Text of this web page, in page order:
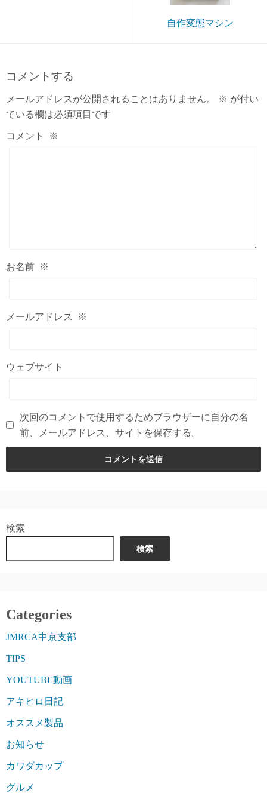
自作変態マシン
コメントする
メールアドレスが公開されることはありません。 ※ が付い
ている欄は必須項目です
コメント ※
お名前 ※
メールアドレス ※
ウェブサイト
次回のコメントで使用するためブラウザーに自分の名
前、メールアドレス、サイトを保存する。
検索
検索
Categories
JMRCA中京支部
TIPS
YOUTUBE動画
アキヒロ日記
オススメ製品
お知らせ
カワダカップ
グルメ